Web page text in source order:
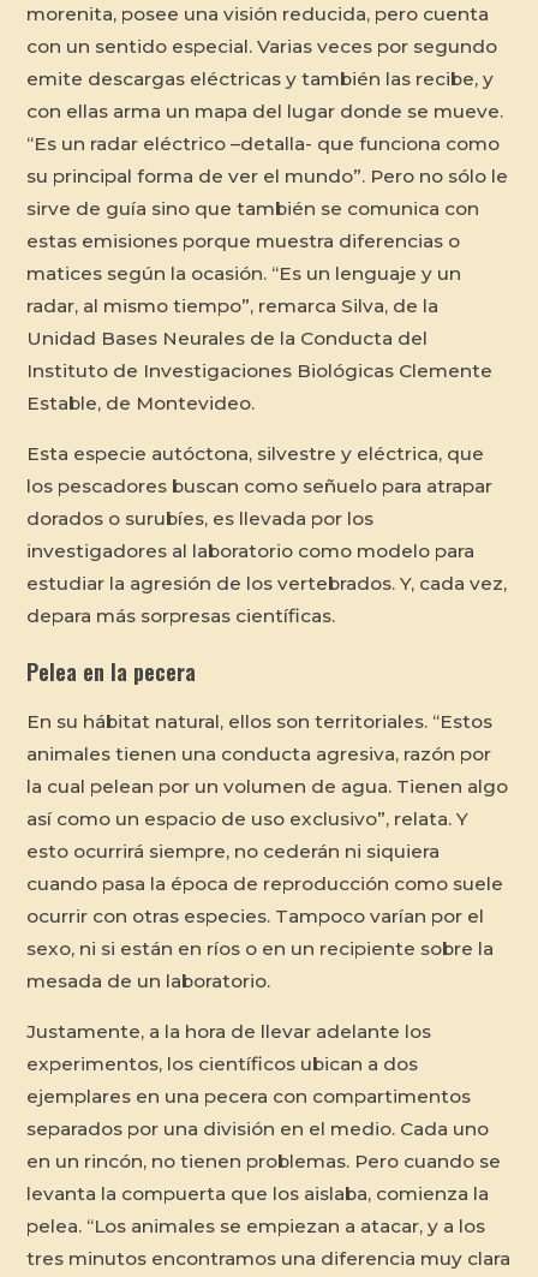
morenita, posee una visión reducida, pero cuenta
con un sentido especial. Varias veces por segundo
emite descargas eléctricas y también las recibe, y
con ellas arma un mapa del lugar donde se mueve.
“Es un radar eléctrico –detalla- que funciona como
su principal forma de ver el mundo”. Pero no sólo le
sirve de guía sino que también se comunica con
estas emisiones porque muestra diferencias o
matices según la ocasión. “Es un lenguaje y un
radar, al mismo tiempo”, remarca Silva, de la
Unidad Bases Neurales de la Conducta del
Instituto de Investigaciones Biológicas Clemente
Estable, de Montevideo.
Esta especie autóctona, silvestre y eléctrica, que
los pescadores buscan como señuelo para atrapar
dorados o surubíes, es llevada por los
investigadores al laboratorio como modelo para
estudiar la agresión de los vertebrados. Y, cada vez,
depara más sorpresas científicas.
Pelea en la pecera
En su hábitat natural, ellos son territoriales. “Estos
animales tienen una conducta agresiva, razón por
la cual pelean por un volumen de agua. Tienen algo
así como un espacio de uso exclusivo”, relata. Y
esto ocurrirá siempre, no cederán ni siquiera
cuando pasa la época de reproducción como suele
ocurrir con otras especies. Tampoco varían por el
sexo, ni si están en ríos o en un recipiente sobre la
mesada de un laboratorio.
Justamente, a la hora de llevar adelante los
experimentos, los científicos ubican a dos
ejemplares en una pecera con compartimentos
separados por una división en el medio. Cada uno
en un rincón, no tienen problemas. Pero cuando se
levanta la compuerta que los aislaba, comienza la
pelea. “Los animales se empiezan a atacar, y a los
tres minutos encontramos una diferencia muy clara